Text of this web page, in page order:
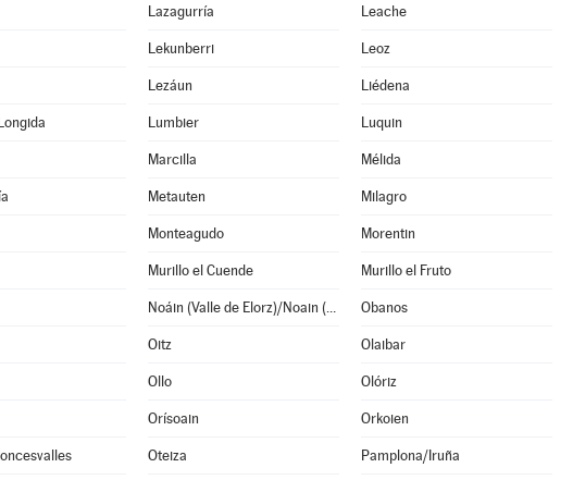
Lazagurría Leache
Lekunberri Leoz
Lezáun Liédena
Lumbier Luquin
Marcilla Mélida
Metauten Milagro
Monteagudo Morentin
Murillo el Cuende Murillo el Fruto
Noáin (Valle de Elorz)/Noain (Elortzibar) Obanos
Oitz Olaibar
Ollo Olóriz
Orísoain Orkoien
Oteiza Pamplona/Iruña